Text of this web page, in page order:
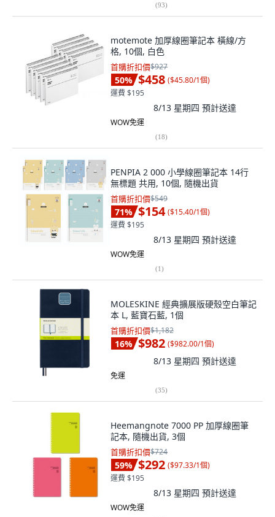
(93)
motemote 加厚線圈筆記本 橫線/方
格, 10個, 白色
首購折扣價$927
50% $458 ($45.80/1個)
運費 $195
8/13 星期四 預計送達
WOW免運
(18)
PENPIA 2 000 小學線圈筆記本 14行
無標題 共用, 10個, 隨機出貨
首購折扣價$549
71% $154 ($15.40/1個)
運費 $195
8/13 星期四 預計送達
WOW免運
(1)
MOLESKINE 經典擴展版硬殼空白筆記
本 L, 藍寶石藍, 1個
首購折扣價$1,182
16% $982 ($982.00/1個)
8/13 星期四 預計送達
免運
(35)
Heemangnote 7000 PP 加厚線圈筆
記本, 隨機出貨, 3個
首購折扣價$724
59% $292 ($97.33/1個)
運費 $195
8/13 星期四 預計送達
WOW免運